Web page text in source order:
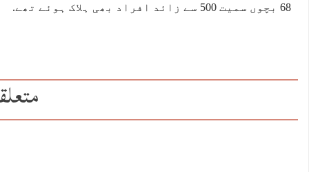
68 بچوں سمیت 500 سے زائد افراد بھی ہلاک ہوئے تھے.